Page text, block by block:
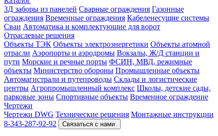
3Д заборы из панелей Сварные ограждения Газонные
ограждения Временные ограждения Кабеленесущие системы
Cваи Автоматика и комплектующие для ворот
Отраслевые решения
Объекты ТЭК Объекты электроэнергетики Объекты атомной
отрасли Аэропорты и аэродромы Вокзалы, Ж/Д станции и
пути Морские и речные порты ФСИН, МВД, режимные
объекты Министерство обороны Промышленные объекты
Автомагистрали и путепроводы Склады и логистические
центры Агропромышленный комплекс Школы, детские сады,
парковые зоны Спортивные объекты Временное ограждение
Чертежи
Чертежи DWG Технические решения Монтажные инструкции
8-343-287-92-92
Связаться с нами